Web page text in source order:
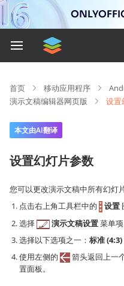
首页 移动应用程序
演示文稿编辑器网页版
设置
本文由AI翻译
设置幻灯片参数
您可以更改演示文稿中所有幻灯
点击右上角工具栏中的
设置
选择
演示文稿设置菜单项
选择以下选项之一： 标准 (4:3)
使用左侧的
箭头返回上一
置面板。